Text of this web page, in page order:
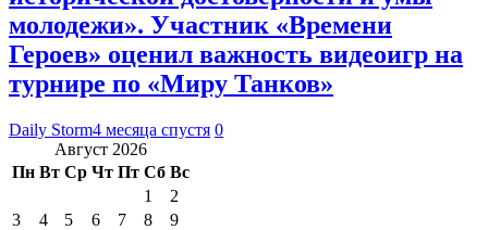
молодежи». Участник «Времени
Героев» оценил важность видеоигр на
турнире по «Миру Танков»
Daily Storm4 месяца спустя 0
Август 2026
Пн Вт Ср Чт Пт Сб Вс
1
2
3
4 5 6 7 8
9